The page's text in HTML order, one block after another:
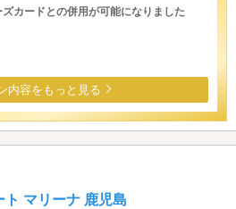
ードとの併用が可能になりました
内容をもっと見る
マリーナ 鹿児島